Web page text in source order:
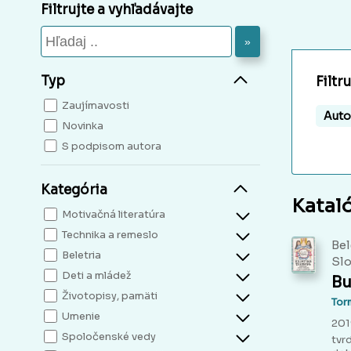
Filtrujte a vyhľadávajte
»
Typ
Zaujímavosti
Novinka
S podpisom autora
Kategória
Motivačná literatúra
Technika a remeslo
Beletria
Deti a mládež
Životopisy, pamäti
Umenie
Spoločenské vedy